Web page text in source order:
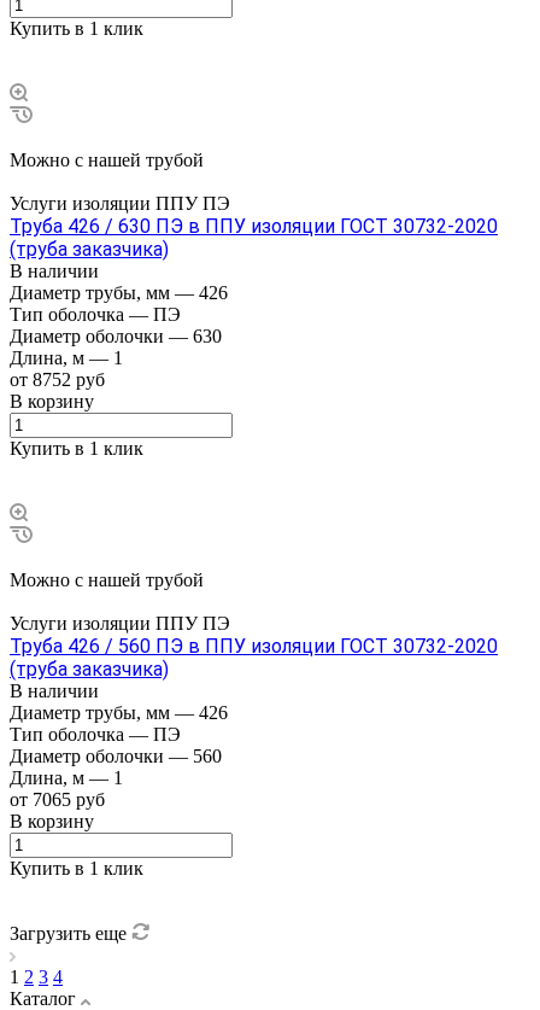
Купить в 1 клик
Можно с нашей трубой
Услуги изоляции ППУ ПЭ
Труба 426 / 630 ПЭ в ППУ изоляции ГОСТ 30732-2020
(труба заказчика)
В наличии
Диаметр трубы, мм — 426
Тип оболочка — ПЭ
Диаметр оболочки — 630
Длина, м — 1
от 8752 руб
В корзину
Купить в 1 клик
Можно с нашей трубой
Услуги изоляции ППУ ПЭ
Труба 426 / 560 ПЭ в ППУ изоляции ГОСТ 30732-2020
(труба заказчика)
В наличии
Диаметр трубы, мм — 426
Тип оболочка — ПЭ
Диаметр оболочки — 560
Длина, м — 1
от 7065 руб
В корзину
Купить в 1 клик
Загрузить еще
1 2 3 4
Каталог